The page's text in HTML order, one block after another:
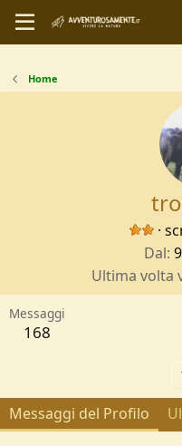
Home
·
Dal
Ultima volta
Messaggi
168
Messaggi del Profilo